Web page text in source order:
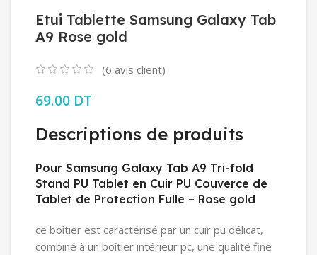
Etui Tablette Samsung Galaxy Tab
A9 Rose gold
(6 avis client)
69.00 DT
Descriptions de produits
Pour Samsung Galaxy Tab A9 Tri-fold
Stand PU Tablet en Cuir PU Couverce de
Tablet de Protection Fulle – Rose gold
ce boîtier est caractérisé par un cuir pu délicat,
combiné à un boîtier intérieur pc, une qualité fine